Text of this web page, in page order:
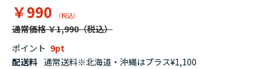
￥990
通常価格 ￥1,990
ポイント 9
配送料 通常送料※北海道・沖縄はプラス¥1,100